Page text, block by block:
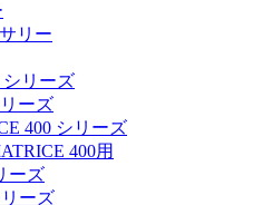
リー
リーズ
ーズ
400 シリーズ
400用
ーズ
ーズ